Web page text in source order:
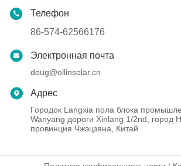
Телефон
86-574-62566176
Электронная почта
doug@ollinsolar.cn
Адрес
Городок Langxia пола блока
Wanyang дороги Xinlang 1/2nd, город
провинция Чжэцзяна, Китай